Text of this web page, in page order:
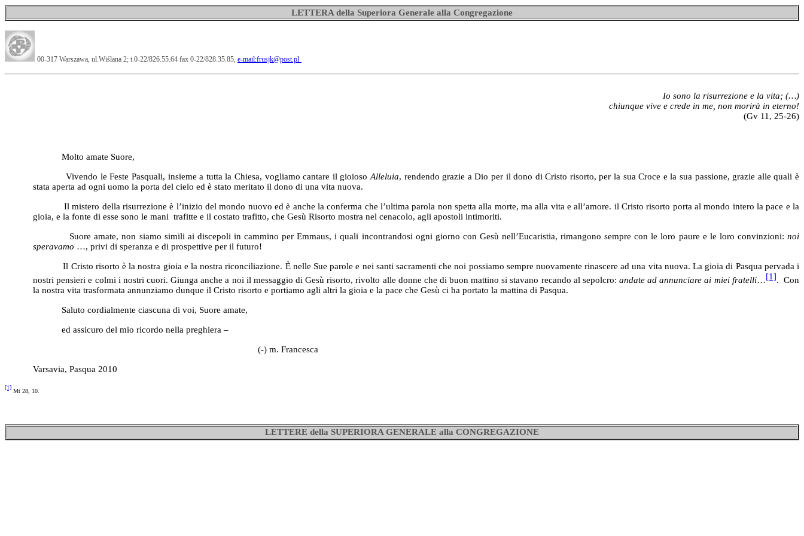
LETTERA della Superiora Generale alla Congregazione
00-317 Warszawa, ul.Wiślana 2; t.0-22/826.55.64 fax 0-22/828.35.85, e-mail:frusjk@post.pl
Io sono la risurrezione e la vita; (…)
chiunque vive e crede in me, non morirà in eterno!
(Gv 11, 25-26)
Molto amate Suore,
Vivendo le Feste Pasquali, insieme a tutta la Chiesa, vogliamo cantare il gioioso Alleluia, rendendo grazie a Dio per il dono di Cristo risorto, per la sua Croce e la sua passione, grazie alle quali è
stata aperta ad ogni uomo la porta del cielo ed è stato meritato il dono di una vita nuova.
Il mistero della risurrezione è l’inizio del mondo nuovo ed è anche la conferma che l’ultima parola non spetta alla morte, ma alla vita e all’amore. il Cristo risorto porta al mondo intero la pace e la
gioia, e la fonte di esse sono le mani trafitte e il costato trafitto, che Gesù Risorto mostra nel cenacolo, agli apostoli intimoriti.
Suore amate, non siamo simili ai discepoli in cammino per Emmaus, i quali incontrandosi ogni giorno con Gesù nell’Eucaristia, rimangono sempre con le loro paure e le loro convinzioni: noi
speravamo …, privi di speranza e di prospettive per il futuro!
Il Cristo risorto è la nostra gioia e la nostra riconciliazione. È nelle Sue parole e nei santi sacramenti che noi possiamo sempre nuovamente rinascere ad una vita nuova. La gioia di Pasqua pervada i
nostri pensieri e colmi i nostri cuori. Giunga anche a noi il messaggio di Gesù risorto, rivolto alle donne che di buon mattino si stavano recando al sepolcro:andate ad annunciare ai miei fratelli…[1]. Con
la nostra vita trasformata annunziamo dunque il Cristo risorto e portiamo agli altri la gioia e la pace che Gesù ci ha portato la mattina di Pasqua.
Saluto cordialmente ciascuna di voi, Suore amate,
ed assicuro del mio ricordo nella preghiera –
(-) m. Francesca
Varsavia, Pasqua 2010
[1]
Mt 28, 10.
LETTERE della SUPERIORA GENERALE alla CONGREGAZIONE